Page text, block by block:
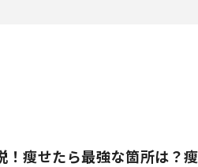
！瘦せたら最強な箇所は？